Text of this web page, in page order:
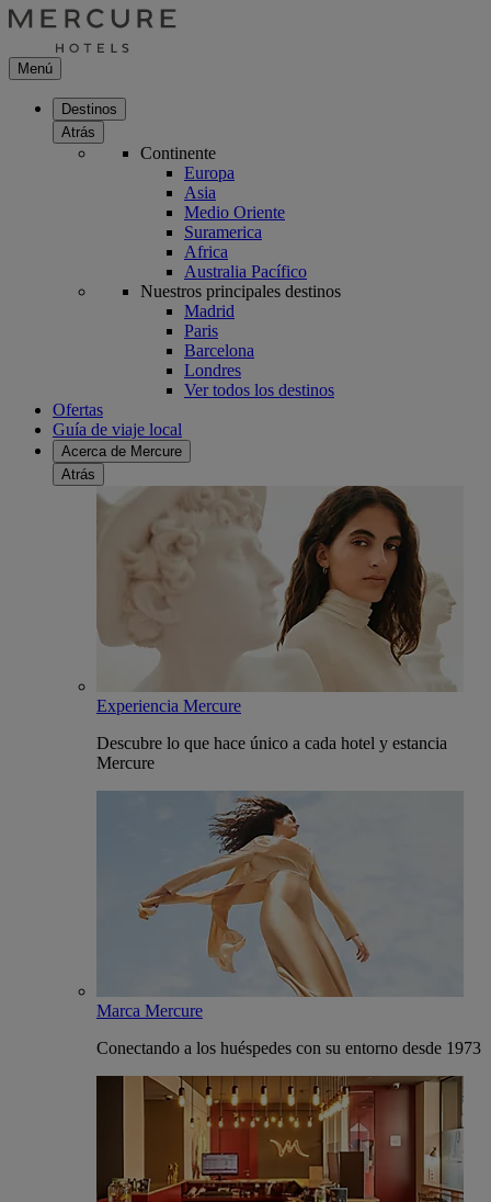
Menú
Destinos
Atrás
Continente
Europa
Asia
Medio Oriente
Suramerica
Africa
Australia Pacífico
Nuestros principales destinos
Madrid
Paris
Barcelona
Londres
Ver todos los destinos
Ofertas
Guía de viaje local
Acerca de Mercure
Atrás
Experiencia Mercure
Descubre lo que hace único a cada hotel y estancia
Mercure
Marca Mercure
Conectando a los huéspedes con su entorno desde 1973